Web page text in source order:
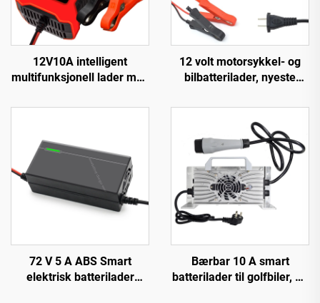
12V10A intelligent
multifunksjonell lader med
pulsreparasjon av bly-
12 volt motorsykkel- og
bilbatterilader, nyeste
batterilader 6A automatisk
smart dropshipping-
produkter
72 V 5 A ABS Smart
elektrisk batterilader
Bærbar 10 A smart
batterilader til golfbiler, 48